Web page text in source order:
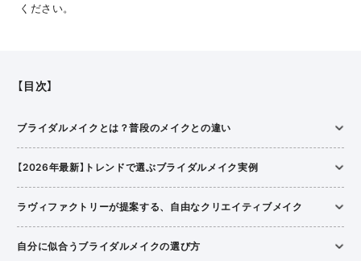
ください。
【目次】
ブライダルメイクとは？普段のメイクとの違い
【2026年最新】トレンドで選ぶブライダルメイク実例
ラヴィファクトリーが提案する、自由なクリエイティブメイク
自分に似合うブライダルメイクの選び方